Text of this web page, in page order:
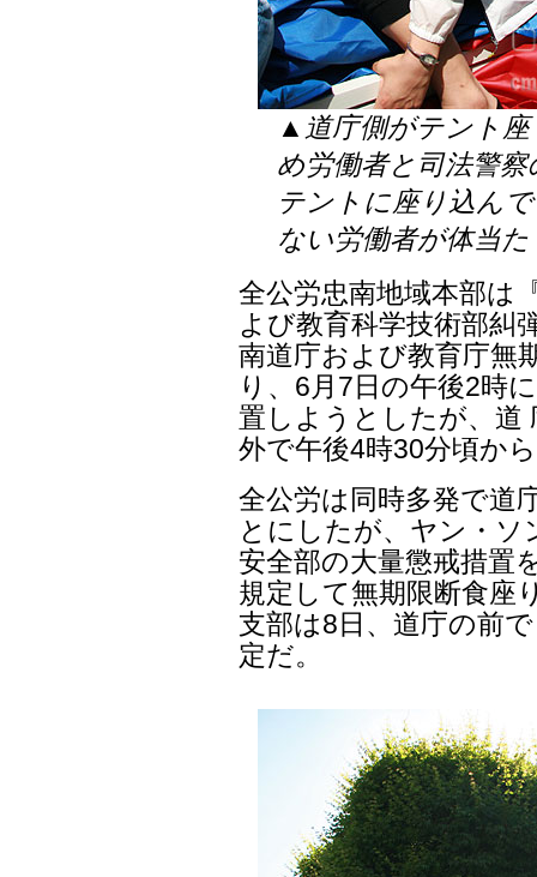
▲道庁側がテント
め労働者と司法警
テントに座り込ん
ない労働者が体当
全公労忠南地域本部は
よび教育科学技術部糾
南道庁および教育庁無
り、6月7日の午後2時
置しようとしたが、道
外で午後4時30分頃か
全公労は同時多発で道
とにしたが、ヤン・ソ
安全部の大量懲戒措置
規定して無期限断食座
支部は8日、道庁の前
定だ。